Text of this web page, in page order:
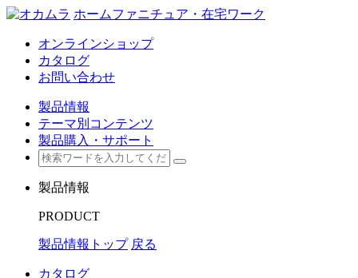
ホームファニチュア・在宅ワーク
オンラインショップ
カタログ
お問い合わせ
製品情報
テーマ別コンテンツ
製品購入・サポート
製品情報
PRODUCT
製品情報トップ 戻る
カタログ